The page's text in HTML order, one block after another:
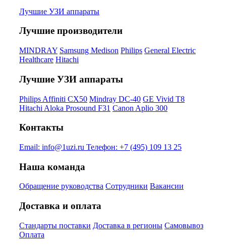
Лучшие УЗИ аппараты
Лучшие производители
MINDRAY Samsung Medison Philips General Electric
Healthcare Hitachi
Лучшие УЗИ аппараты
Philips Affiniti CX50 Mindray DC-40 GE Vivid T8
Hitachi Aloka Prosound F31 Canon Aplio 300
Контакты
Email: info@1uzi.ru Телефон: +7 (495) 109 13 25
Наша команда
Обращение руководства Сотрудники Вакансии
Доставка и оплата
Стандарты поставки Доставка в регионы Самовывоз
Оплата